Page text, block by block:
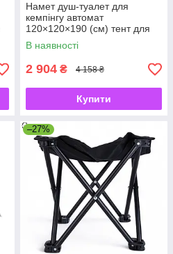
Намет душ-туалет для
кемпінгу автомат
120×120×190 (см) тент для
душу та туалету туристичний
LU-015DB Чорний
В наявності
2 904 ₴ 4 158 ₴
Купити
–27%